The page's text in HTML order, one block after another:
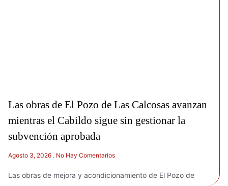
Las obras de El Pozo de Las Calcosas avanzan
mientras el Cabildo sigue sin gestionar la
subvención aprobada
Agosto 3, 2026 No Hay Comentarios
Las obras de mejora y acondicionamiento de El Pozo de